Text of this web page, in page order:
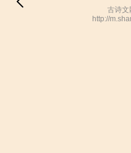
古诗文
http://